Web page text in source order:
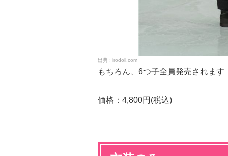
irodoll.com
もちろん、6つ子全員発売されます
価格：4,800円(税込)